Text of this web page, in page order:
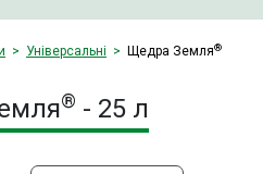
Універсальні Щедра Земля®
® - 25 л